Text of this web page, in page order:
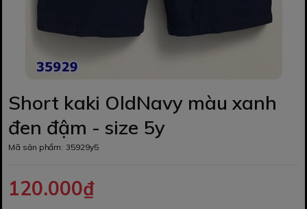
Short kaki OldNavy màu xanh
đen đậm - size 5y
Mã sản phẩm: 35929y5
120.000₫